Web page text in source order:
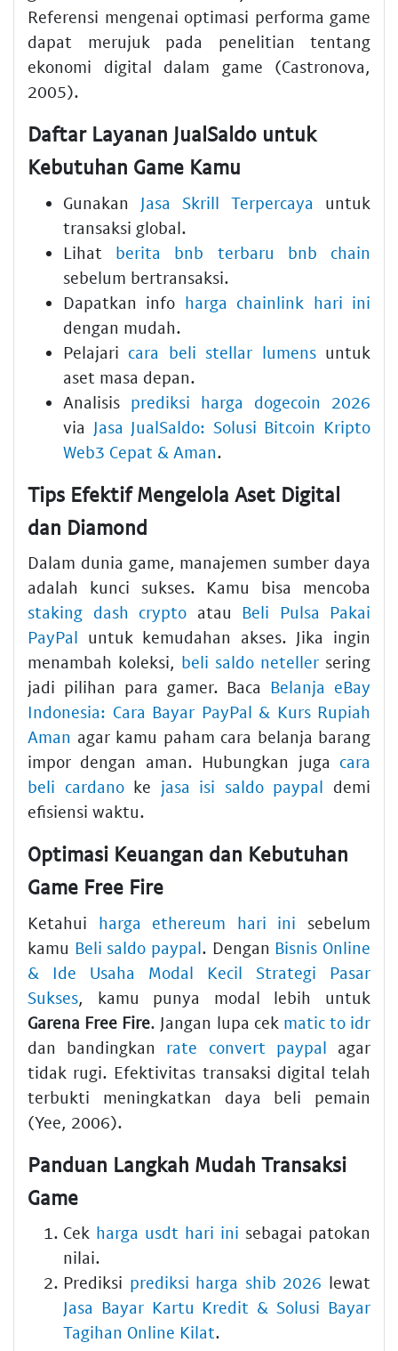
Referensi mengenai optimasi performa game
dapat merujuk pada penelitian tentang
ekonomi digital dalam game (Castronova,
2005).
Daftar Layanan JualSaldo untuk
Kebutuhan Game Kamu
Gunakan Jasa Skrill Terpercaya untuk
transaksi global.
Lihat berita bnb terbaru bnb chain
sebelum bertransaksi.
Dapatkan info harga chainlink hari ini
dengan mudah.
Pelajari cara beli stellar lumensuntuk
aset masa depan.
Analisis prediksi harga dogecoin 2026
via Jasa JualSaldo: Solusi Bitcoin Kripto
Web3 Cepat & Aman.
Tips Efektif Mengelola Aset Digital
dan Diamond
Dalam dunia game, manajemen sumber daya
adalah kunci sukses. Kamu bisa mencoba
staking dash crypto atau Beli Pulsa Pakai
PayPal untuk kemudahan akses. Jika ingin
menambah koleksi, beli saldo neteller sering
jadi pilihan para gamer. Baca Belanja eBay
Indonesia: Cara Bayar PayPal & Kurs Rupiah
Aman agar kamu paham cara belanja barang
impor dengan aman. Hubungkan juga cara
beli cardanoke jasa isi saldo paypal demi
efisiensi waktu.
Optimasi Keuangan dan Kebutuhan
Game Free Fire
Ketahui harga ethereum hari ini sebelum
kamu Beli saldo paypal. Dengan Bisnis Online
& Ide Usaha Modal Kecil Strategi Pasar
Sukses, kamu punya modal lebih untuk
Garena Free Fire. Jangan lupa cek matic to idr
dan bandingkan rate convert paypal agar
tidak rugi. Efektivitas transaksi digital telah
terbukti meningkatkan daya beli pemain
(Yee, 2006).
Panduan Langkah Mudah Transaksi
Game
Cek harga usdt hari ini sebagai patokan
nilai.
Prediksi prediksi harga shib 2026 lewat
Jasa Bayar Kartu Kredit & Solusi Bayar
Tagihan Online Kilat.